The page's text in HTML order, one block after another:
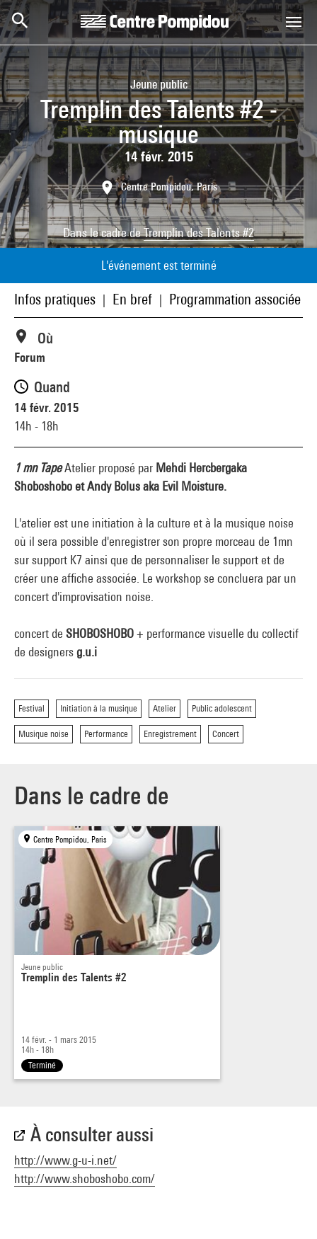
Aller au contenu principal
Centre Pompidou
Jeune public
Tremplin des Talents #2 -
musique
14 févr. 2015
Centre Pompidou, Paris
Dans le cadre deTremplin des Talents #2
L'événement est terminé
Infos pratiques En bref Programmation associée
1 mn TapeAtelier proposé par Mehdi Hercbergaka
Shoboshobo et Andy Bolus aka Evil Moisture.
L'atelier est une initiation à la culture et à la musique noise
où il sera possible d'enregistrer son propre morceau de 1mn
sur support K7 ainsi que de personnaliser le support et de
créer une affiche associée. Le workshop se concluera par un
concert d'improvisation noise.
concert de SHOBOSHOBO+ performance visuelle du collectif
de designersg.u.i
Festival Initiation à la musique Atelier Public adolescent
Musique noise Performance Enregistrement Concert
Où
Forum
Quand
14 févr. 2015
14h - 18h
Dans le cadre de
Centre Pompidou, Paris
Jeune public
Tremplin des Talents #2
14 févr. - 1 mars 2015
14h - 18h
Terminé
À consulter aussi
http://www.g-u-i.net/
http://www.shoboshobo.com/